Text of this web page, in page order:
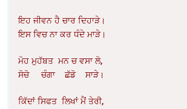
ਇਹ ਜੀਵਨ ਹੈ ਚਾਰ ਦਿਹਾੜੇ।
ਇਸ ਵਿਚ ਨਾ ਕਰ ਧੰਦੇ ਮਾੜੇ।
ਮੋਹ ਮੁਹੱਬਤ ਮਨ ਚ ਵਸਾ ਲੋ,
ਸੋਚੋ ਚੰਗਾ ਛੱਡੋ ਸਾੜੇ।
ਕਿੱਦਾਂ ਸਿਫਤ ਲਿਖਾਂ ਮੈਂ ਤੇਰੀ,